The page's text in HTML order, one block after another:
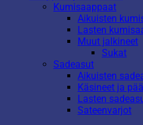
Kumisaappaat
Aikuisten
Lasten
Muut jalkineet
Sukat
Sadeasut
Aikuisten
Käsineet ja
Lasten
Sateenvarjot